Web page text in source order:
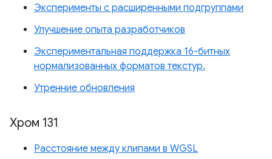
Эксперименты с расширенными подгруппами
Улучшение опыта разработчиков
Экспериментальная поддержка 16-битных
нормализованных форматов текстур.
Утренние обновления
Хром 131
Расстояние между клипами в WGSL